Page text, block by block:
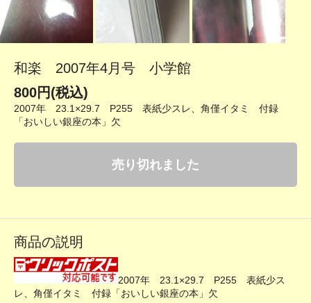
和楽 2007年4月号 小学館
800円(税込)
2007年 23.1×29.7 P255 表紙少スレ、角僅イタミ 付録
「おいしい銀座の本」欠
売り切れました
商品の説明
2007年 23.1×29.7 P255 表紙少ス
レ、角僅イタミ 付録「おいしい銀座の本」欠